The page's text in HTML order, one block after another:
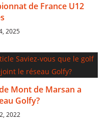
de France U12
2025
Mont de Marsan a
Golfy?
2022